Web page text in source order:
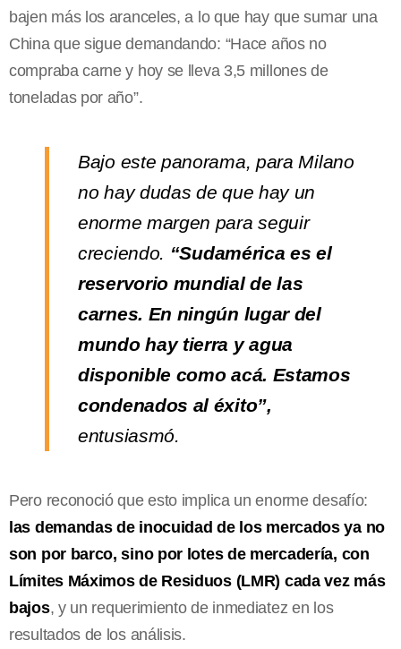
bajen más los aranceles, a lo que hay que sumar una
China que sigue demandando: “Hace años no
compraba carne y hoy se lleva 3,5 millones de
toneladas por año”.
Bajo este panorama, para Milano
no hay dudas de que hay un
enorme margen para seguir
creciendo. “Sudamérica es el
reservorio mundial de las
carnes. En ningún lugar del
mundo hay tierra y agua
disponible como acá. Estamos
condenados al éxito”,
entusiasmó.
Pero reconoció que esto implica un enorme desafío:
las demandas de inocuidad de los mercados ya no
son por barco, sino por lotes de mercadería, con
Límites Máximos de Residuos (LMR) cada vez más
bajos, y un requerimiento de inmediatez en los
resultados de los análisis.